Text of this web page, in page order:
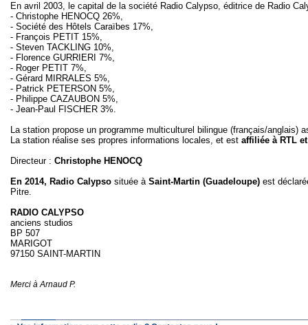
En avril 2003, le capital de la société Radio Calypso, éditrice de Radio
- Christophe HENOCQ 26%,
- Société des Hôtels Caraïbes 17%,
- François PETIT 15%,
- Steven TACKLING 10%,
- Florence GURRIERI 7%,
- Roger PETIT 7%,
- Gérard MIRRALES 5%,
- Patrick PETERSON 5%,
- Philippe CAZAUBON 5%,
- Jean-Paul FISCHER 3%.
La station propose un programme multiculturel bilingue (français/
La station réalise ses propres informations locales, et est affiliée à RTL
Directeur : Christophe HENOCQ
En 2014, Radio Calypso située à Saint-Martin (Guadeloupe) est
Pitre.
RADIO CALYPSO
anciens studios
BP 507
MARIGOT
97150 SAINT-MARTIN
Merci à Arnaud P.